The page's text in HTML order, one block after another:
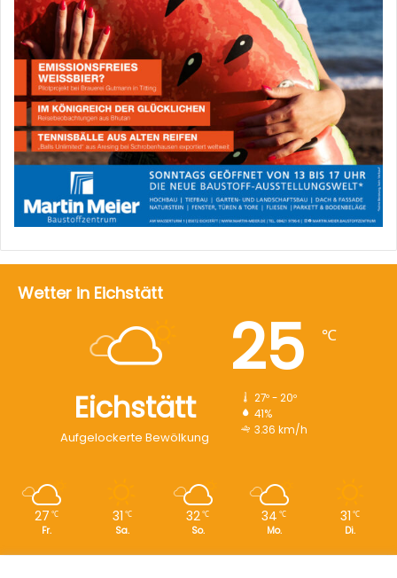
Wetter in Eichstätt
Eichstätt
Aufgelockerte Bewölkung
25 ℃
27º - 20º
41%
3.36 km/h
27 ℃
Fr.
31 ℃
Sa.
32℃
So.
34 ℃
Mo.
31 ℃
Di.